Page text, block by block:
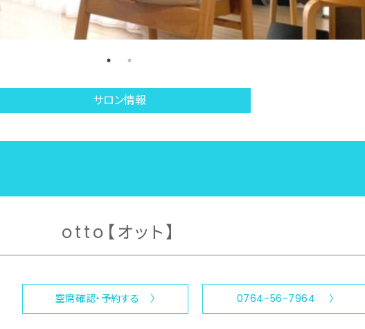
サロン情報
otto【オット】
空席確認・予約する 〉 0764-56-7964 〉